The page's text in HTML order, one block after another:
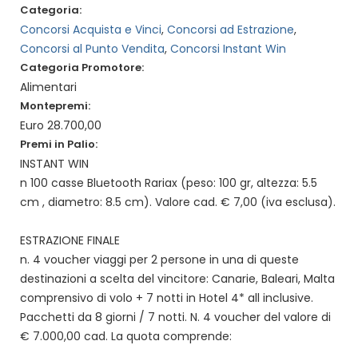
Categoria:
Concorsi Acquista e Vinci, Concorsi ad Estrazione,
Concorsi al Punto Vendita, Concorsi Instant Win
Categoria Promotore:
Alimentari
Montepremi:
Euro 28.700,00
Premi in Palio:
INSTANT WIN
n 100 casse Bluetooth Rariax (peso: 100 gr, altezza: 5.5
cm , diametro: 8.5 cm). Valore cad. € 7,00 (iva esclusa).
ESTRAZIONE FINALE
n. 4 voucher viaggi per 2 persone in una di queste
destinazioni a scelta del vincitore: Canarie, Baleari, Malta
comprensivo di volo + 7 notti in Hotel 4* all inclusive.
Pacchetti da 8 giorni / 7 notti. N. 4 voucher del valore di
€ 7.000,00 cad. La quota comprende: